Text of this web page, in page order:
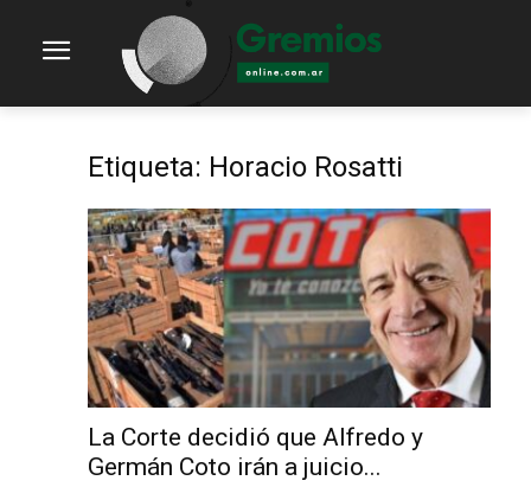
Etiqueta: Horacio Rosatti
La Corte decidió que Alfredo y
Germán Coto irán a juicio...